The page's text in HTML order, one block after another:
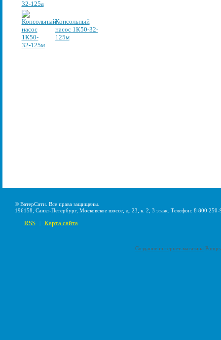
Консольный
насос 1К50-32-
125м
© ВатерСити. Все права защищены.
196158, Санкт-Петербург, Московское шоссе, д. 23, к. 2, 3 этаж. Телефон: 8 800
RSS Карта сайта
Создание интернет-магазина